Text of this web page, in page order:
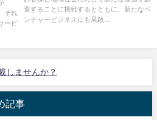
それ
ービ
造することに挑戦するとともに、新たなベ
ンチャービジネスにも果敢...
しませんか？
記事